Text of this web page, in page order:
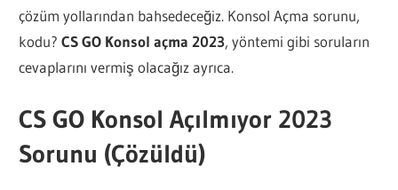
çözüm yollarından bahsedeceğiz. Konsol Açma sorunu,
kodu?CS GO Konsol açma 2023, yöntemi gibi soruların
cevaplarını vermiş olacağız ayrıca.
CS GO Konsol Açılmıyor 2023
Sorunu (Çözüldü)